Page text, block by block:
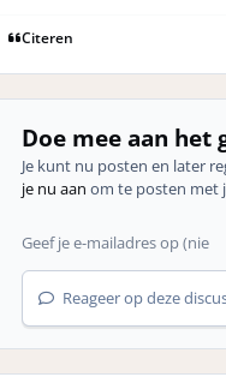
Citeren
Doe mee aan het
Je kunt nu posten en later
je nu aan om te posten met
Reageer op deze